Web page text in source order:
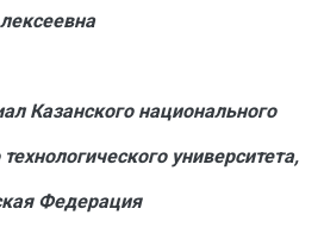
Казанского национального
университета,
Федерация